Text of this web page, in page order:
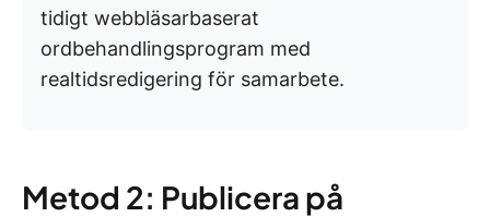
tidigt webbläsarbaserat
ordbehandlingsprogram med
realtidsredigering för samarbete.
Metod 2: Publicera på